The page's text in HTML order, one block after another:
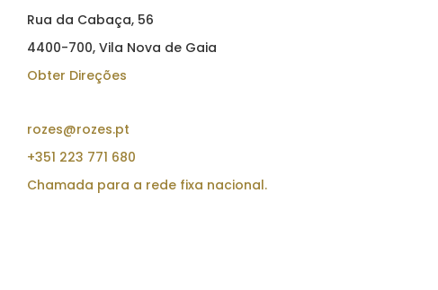
Rua da Cabaça, 56
4400-700, Vila Nova de Gaia
Obter Direções
rozes@rozes.pt
+351 223 771 680
Chamada para a rede fixa nacional.